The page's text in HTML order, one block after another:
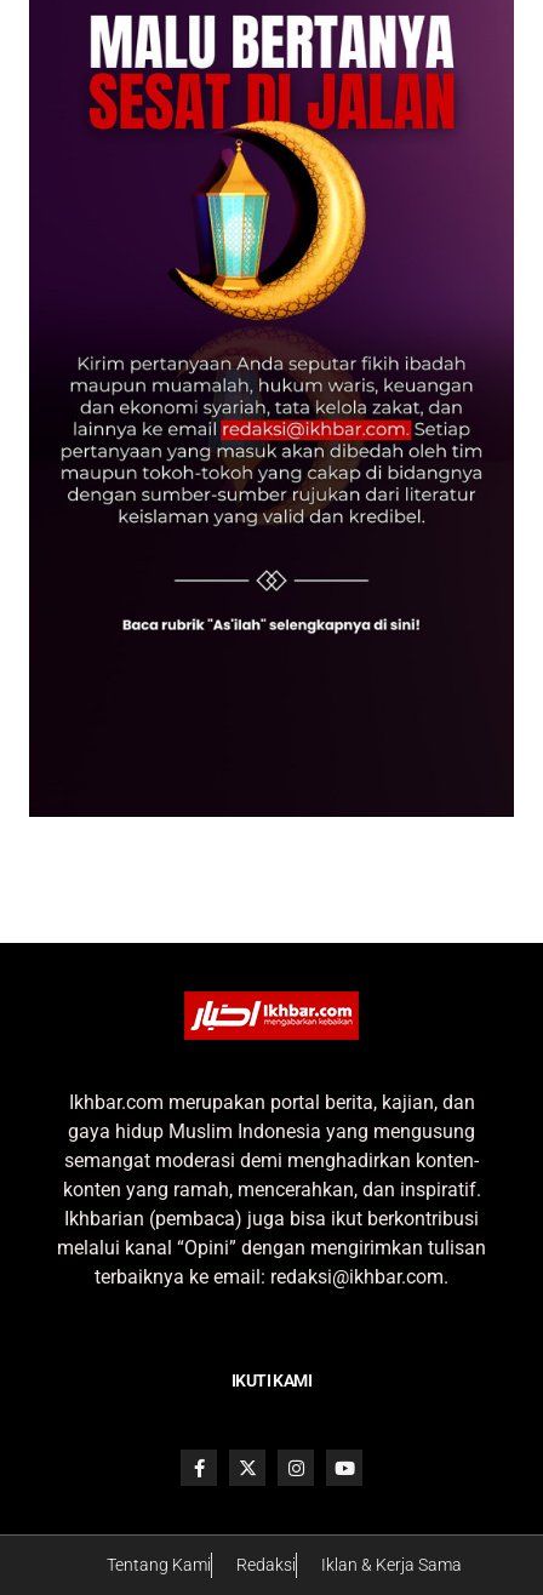
Ikhbar.com merupakan portal berita, kajian, dan
gaya hidup Muslim Indonesia yang mengusung
semangat moderasi demi menghadirkan konten-
konten yang ramah, mencerahkan, dan inspiratif.
Ikhbarian (pembaca) juga bisa ikut berkontribusi
melalui kanal “Opini” dengan mengirimkan tulisan
terbaiknya ke email: redaksi@ikhbar.com.
IKUTI KAMI
Tentang Kami Redaksi Iklan & Kerja Sama